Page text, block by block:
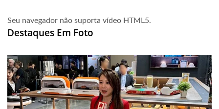
Seu navegador não suporta vídeo HTML5.
Destaques Em Foto